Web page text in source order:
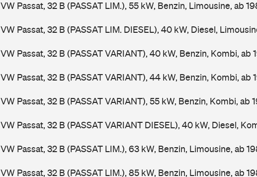
VW Passat, 32 B (PASSAT LIM.), 55 kW, Benzin, Limousine, ab
VW Passat, 32 B (PASSAT LIM. DIESEL), 40 kW, Diesel,
VW Passat, 32 B (PASSAT VARIANT), 40 kW, Benzin, Kombi, ab
VW Passat, 32 B (PASSAT VARIANT), 44 kW, Benzin, Kombi, ab
VW Passat, 32 B (PASSAT VARIANT), 55 kW, Benzin, Kombi, ab
VW Passat, 32 B (PASSAT VARIANT DIESEL), 40 kW, Diesel,
VW Passat, 32 B (PASSAT LIM.), 63 kW, Benzin, Limousine, ab
VW Passat, 32 B (PASSAT LIM.), 85 kW, Benzin, Limousine, ab